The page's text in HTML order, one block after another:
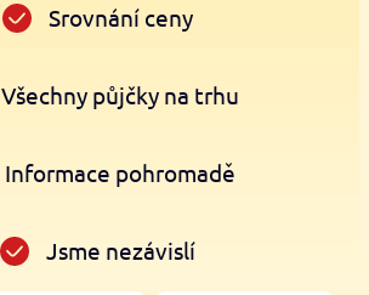
Srovnání ceny
Všechny půjčky na trhu
Informace pohromadě
Jsme nezávislí